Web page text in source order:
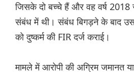
जिसके दो बच्चे हैं और वह वर्ष
संबंध में थी। संबंध बिगड़ने के बाद
को दुष्कर्म की FIR दर्ज कराई।
मामले में आरोपी की अग्रिम जमानत